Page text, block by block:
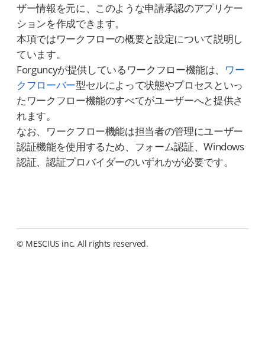
ザー情報を元に、このような申請承認のアプリケー
ションを作成できます。
本項ではワークフローの概要と設定について説明し
ています。
Forguncyが提供しているワークフロー機能は、 ワー
クフローバー型セルによって状態やプロセスといっ
たワークフロー機能のすべてがユーザーへと提供さ
れます。
なお、ワークフロー機能は担当者の管理にユーザー
認証機能を使用するため、フォーム認証、Windows
認証、認証プロバイダーのいずれかが必要です。
© MESCIUS inc. All rights reserved.